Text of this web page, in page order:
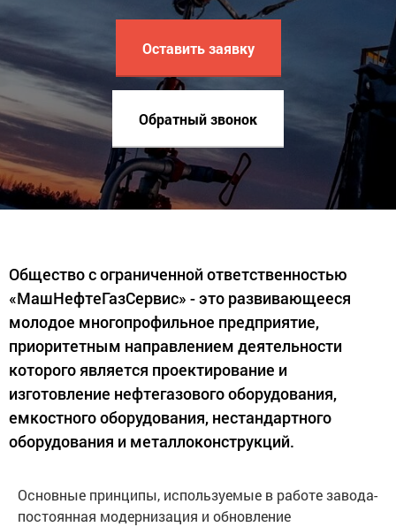
Оставить заявку
Обратный звонок
Общество с ограниченной ответственностью
«МашНефтеГазСервис» - это развивающееся
молодое многопрофильное предприятие,
приоритетным направлением деятельности
которого является проектирование и
изготовление нефтегазового оборудования,
емкостного оборудования, нестандартного
оборудования и металлоконструкций.
Основные принципы, используемые в работе завода-
постоянная модернизация и обновление